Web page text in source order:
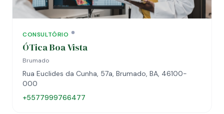
CONSULTÓRIO
ÓTica Boa Vista
Brumado
Rua Euclides da Cunha, 57a, Brumado, BA, 46100-
000
+5577999766477